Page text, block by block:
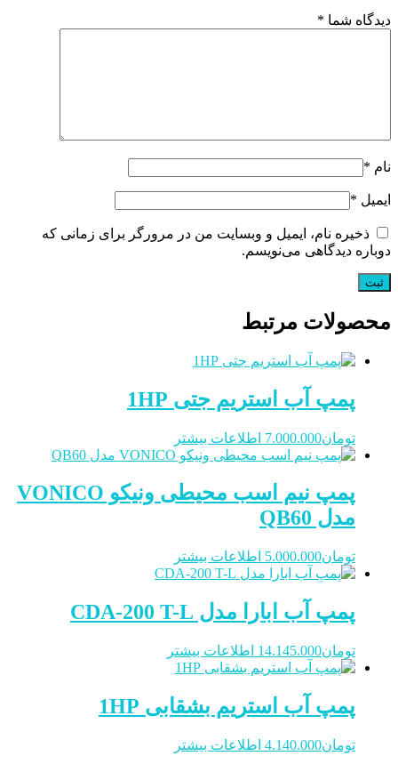
دیدگاه شما *
نام *
ایمیل *
ذخیره نام، ایمیل و وبسایت من در مرورگر برای زمانی که
دوباره دیدگاهی می‌نویسم.
محصولات مرتبط
پمپ آب استریم جتی 1HP
تومان7.000.000 اطلاعات بیشتر
پمپ نیم اسب محیطی ونیکو VONICO
مدل QB60
تومان5.000.000 اطلاعات بیشتر
پمپ آب ابارا مدل CDA-200 T-L
تومان14.145.000 اطلاعات بیشتر
پمپ آب استریم بشقابی 1HP
تومان4.140.000 اطلاعات بیشتر